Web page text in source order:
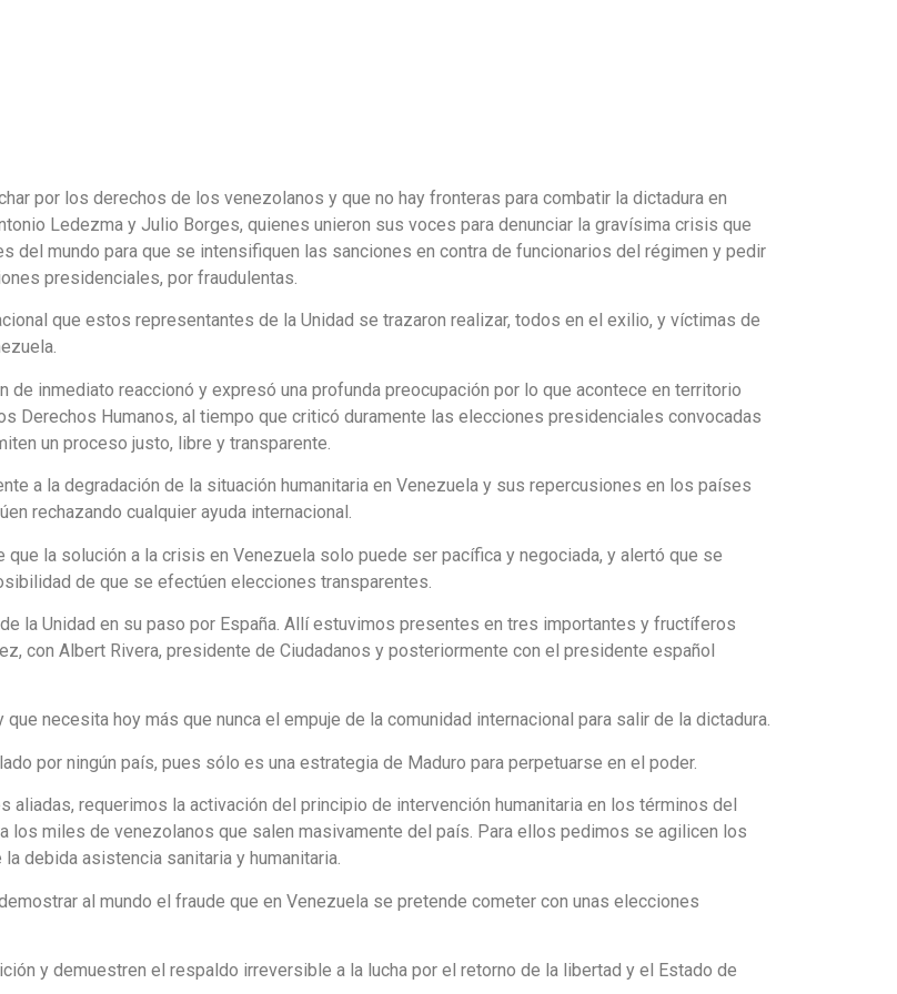
por los derechos de los venezolanos y que no hay fronteras para combatir la dictadura en
Ledezma y Julio Borges, quienes unieron sus voces para denunciar la gravísima crisis que
del mundo para que se intensifiquen las sanciones en contra de funcionarios del régimen y pedir
presidenciales, por fraudulentas.
que estos representantes de la Unidad se trazaron realizar, todos en el exilio, y víctimas de
de inmediato reaccionó y expresó una profunda preocupación por lo que acontece en territorio
Derechos Humanos, al tiempo que criticó duramente las elecciones presidenciales convocadas
un proceso justo, libre y transparente.
a la degradación de la situación humanitaria en Venezuela y sus repercusiones en los países
rechazando cualquier ayuda internacional.
que la solución a la crisis en Venezuela solo puede ser pacífica y negociada, y alertó que se
de que se efectúen elecciones transparentes.
la Unidad en su paso por España. Allí estuvimos presentes en tres importantes y fructíferos
con Albert Rivera, presidente de Ciudadanos y posteriormente con el presidente español
necesita hoy más que nunca el empuje de la comunidad internacional para salir de la dictadura.
por ningún país, pues sólo es una estrategia de Maduro para perpetuarse en el poder.
requerimos la activación del principio de intervención humanitaria en los términos del
los miles de venezolanos que salen masivamente del país. Para ellos pedimos se agilicen los
debida asistencia sanitaria y humanitaria.
al mundo el fraude que en Venezuela se pretende cometer con unas elecciones
y demuestren el respaldo irreversible a la lucha por el retorno de la libertad y el Estado de